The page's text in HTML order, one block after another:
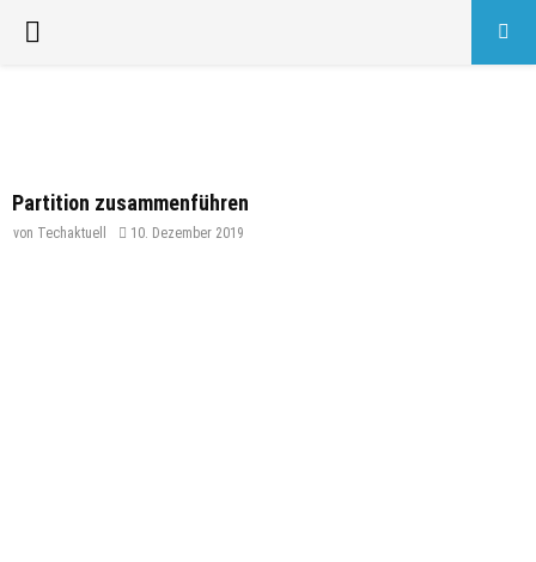
PRIMARY
Partition zusammenführen
von Techaktuell 10. Dezember 2019